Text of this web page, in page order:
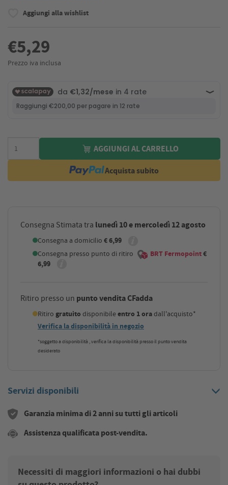
Aggiungi alla wishlist
€5,29
Prezzo iva inclusa
AGGIUNGI AL CARRELLO
Acquista subito
Consegna Stimata tra lunedì 10 e mercoledì 12 agosto
Consegna a domicilio € 6,99
Consegna presso punto di ritiro BRT Fermopoint€
6,99
Ritiro presso un punto vendita CFadda
Ritiro gratuito disponibileentro 1 oradall'acquisto*
Verifica la disponibilità in negozio
*soggetto a disponibilità , verifica la disponibilità presso il punto vendita
desiderato
Servizi disponibili
Garanzia minima di 2 anni su tutti gli articoli
Assistenza qualificata post-vendita.
Necessiti di maggiori informazioni o hai dubbi